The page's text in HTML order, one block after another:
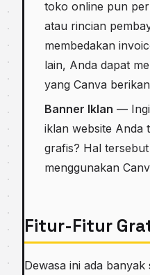
toko online pun
atau rincian
membedakan
lain, Anda dapat
yang Canva
Banner Iklan —
iklan website Anda
grafis? Hal
menggunakan
Fitur-Fitur
Dewasa ini ada